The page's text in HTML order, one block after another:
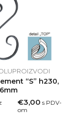
“S” h230,
€3,00 s PDV-
om